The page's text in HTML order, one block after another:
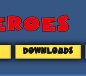
DOWNLOADS